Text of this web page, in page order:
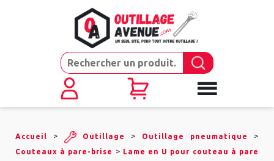
Accueil > Outillage > Outillage pneumatique >
Couteaux à pare-brise > Lame en U pour couteau à pare